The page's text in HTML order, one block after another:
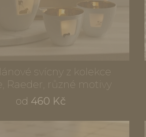
svícny z kolekce
Raeder, různé motivy
od 460 Kč